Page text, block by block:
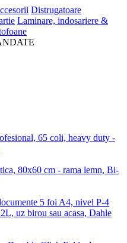
Distrugatoare
Laminare, indosariere &
65 coli, heavy duty -
80x60 cm - rama lemn, Bi-
5 foi A4, nivel P-4
uz birou sau acasa, Dahle